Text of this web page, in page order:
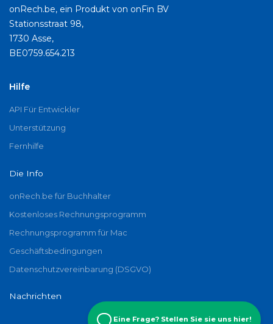
onRech.be, ein Produkt von onFin BV
Stationsstraat 98,
1730 Asse,
BE0759.654.213
Hilfe
API Für Entwickler
Unterstützung
Fernhilfe
Die Info
onRech.be für Buchhalter
Kostenloses Rechnungsprogramm
Rechnungsprogramm für Mac
Geschäftsbedingungen
Datenschutzvereinbarung (DSGVO)
Nachrichten
Eine Frage? Stellen Sie sie uns hier!